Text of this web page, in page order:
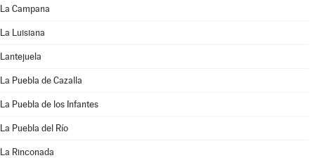
La Campana
La Luisiana
Lantejuela
La Puebla de Cazalla
La Puebla de los Infantes
La Puebla del Río
La Rinconada